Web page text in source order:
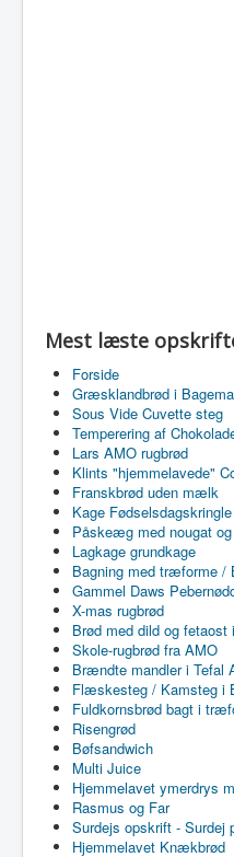
Mest læste
Forside
Græsklandbrød i
Sous Vide Cuvette steg
Temperering af
Lars AMO rugbrød
Klints "hjemmelavede"
Franskbrød uden mælk
Kage Fødselsdagskringle
Påskeæg med nougat
Lagkage grundkage
Bagning med træforme /
Gammel Daws
X-mas rugbrød
Brød med dild og
Skole-rugbrød fra AMO
Brændte mandler i Tefal
Flæskesteg / Kamsteg i
Fuldkornsbrød bagt i
Risengrød
Bøfsandwich
Multi Juice
Hjemmelavet ymerdrys
Rasmus og Far
Surdejs opskrift - Surdej
Hjemmelavet Knækbrød